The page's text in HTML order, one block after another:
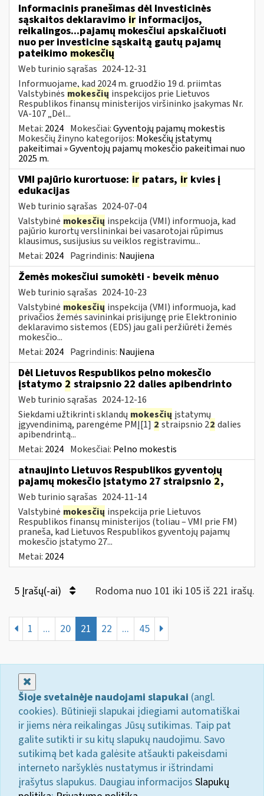
Informacinis pranešimas dėl Investicinės
sąskaitos deklaravimo ir informacijos,
reikalingos...pajamų mokesčiui apskaičiuoti
nuo per investicinę sąskaitą gautų pajamų
pateikimo mokesčių
Web turinio sąrašas 2024-12-31
Informuojame, kad 2024 m. gruodžio 19 d. priimtas
Valstybinės mokesčių inspekcijos prie Lietuvos
Respublikos finansų ministerijos viršininko įsakymas Nr.
VA-107 „Dėl...
Metai: 2024 Mokesčiai:Gyventojų pajamų mokestis
Mokesčių žinyno kategorijos: Mokesčių įstatymų
pakeitimai » Gyventojų pajamų mokesčio pakeitimai nuo
2025 m.
VMI pajūrio kurortuose: ir patars, ir kvies į
edukacijas
Web turinio sąrašas 2024-07-04
Valstybinė mokesčių inspekcija (VMI) informuoja, kad
pajūrio kurortų verslininkai bei vasarotojai rūpimus
klausimus, susijusius su veiklos registravimu...
Metai: 2024 Pagrindinis: Naujiena
Žemės mokesčiui sumokėti - beveik mėnuo
Web turinio sąrašas 2024-10-23
Valstybinė mokesčių inspekcija (VMI) informuoja, kad
privačios žemės savininkai prisijungę prie Elektroninio
deklaravimo sistemos (EDS) jau gali peržiūrėti žemės
mokesčio...
Metai: 2024 Pagrindinis: Naujiena
Dėl Lietuvos Respublikos pelno mokesčio
įstatymo 2 straipsnio 22 dalies apibendrinto
Web turinio sąrašas 2024-12-16
Siekdami užtikrinti sklandų mokesčių įstatymų
įgyvendinimą, parengėme PMĮ[1]2straipsnio 22 dalies
apibendrintą...
Metai: 2024 Mokesčiai: Pelno mokestis
atnaujinto Lietuvos Respublikos gyventojų
pajamų mokesčio įstatymo 27 straipsnio 2,
Web turinio sąrašas 2024-11-14
Valstybinė mokesčių inspekcija prie Lietuvos
Respublikos finansų ministerijos (toliau – VMI prie FM)
praneša, kad Lietuvos Respublikos gyventojų pajamų
mokesčio įstatymo 27...
Metai: 2024
5 Įrašų(-ai) Rodoma nuo 101 iki 105 iš 221 irašų.
1 ... 20 21 22 ... 45
Šioje svetainėje naudojami slapukai (angl.
cookies). Būtinieji slapukai įdiegiami automatiškai
ir jiems nėra reikalingas Jūsų sutikimas. Taip pat
galite sutikti ir su kitų slapukų naudojimu. Savo
sutikimą bet kada galėsite atšaukti pakeisdami
interneto naršyklės nustatymus ir ištrindami
įrašytus slapukus. Daugiau informacijos Slapukų